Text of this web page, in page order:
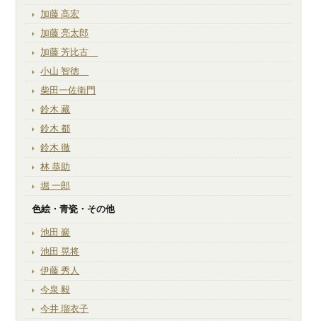
加藤 高宏
加藤 亮太郎
加藤 芳比古
小山 智徳
柴田一佐衛門
鈴木 藏
鈴木 都
鈴木 徹
林 恭助
堀 一郎
色絵・青瓷・その他
池田 巖
池田 晃将
伊藤 秀人
今泉 毅
今井 瑠衣子